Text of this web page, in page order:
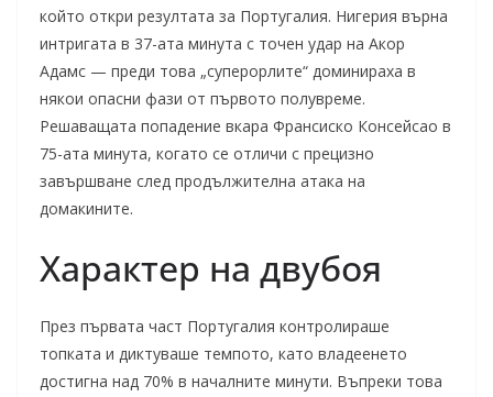
който откри резултата за Португалия. Нигерия върна
интригата в 37-ата минута с точен удар на Акор
Адамс — преди това „суперорлите“ доминираха в
някои опасни фази от първото полувреме.
Решаващата попадение вкара Франсиско Консейсао в
75-ата минута, когато се отличи с прецизно
завършване след продължителна атака на
домакините.
Характер на двубоя
През първата част Португалия контролираше
топката и диктуваше темпото, като владеенето
достигна над 70% в началните минути. Въпреки това